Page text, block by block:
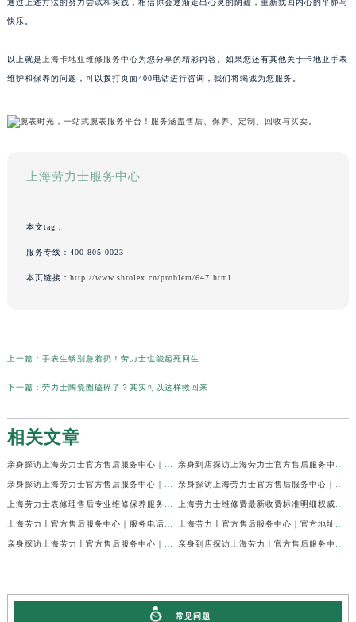
通过上述方法的努力尝试和实践，相信你会逐渐走出心灵的阴霾，重新找回内心的平静与
快乐。
以上就是 上海卡地亚维修服务中心为您分享的精彩内容。如果您还有其他关于卡地亚手表
维护和保养的问题，可以拨打页面400电话进行咨询，我们将竭诚为您服务。
上海劳力士服务中心
本文tag：
服务专线： 400-805-0023
本页链接： http://www.shrolex.cn/problem/647.html
上一篇： 手表生锈别急着扔！劳力士也能起死回生
下一篇： 劳力士陶瓷圈磕碎了？其实可以这样救回来
相关文章
常见问题